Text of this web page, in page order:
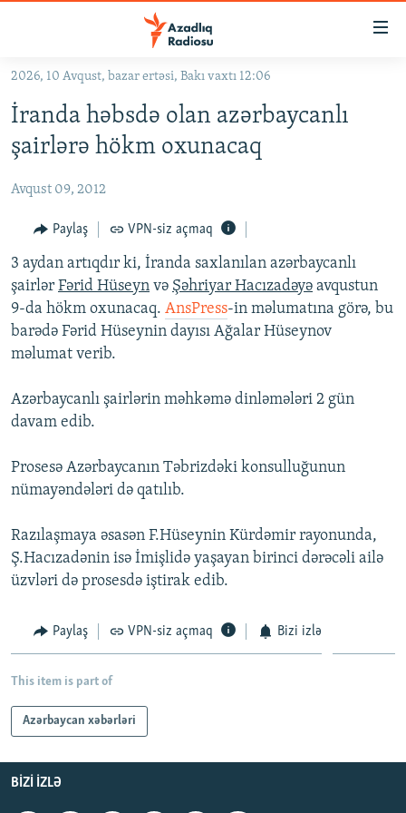
Əsas
qayıt
Əsas
naviqasiyaya
qayıt
KORRUPSIOMETR
#ƏSLINDƏ
FƏRQƏ BAX
QANUNI DOĞRU
ARAŞDIRMA
MULTIMEDIA
VIDEO
FOTOQALEREYA
İNFOQRAFIKA
RADIO ARXIV
OXU ZALI
AZƏRBAYCAN ƏDƏBIYYATI KITABXANASI
İSLAM VƏ DEMOKRATIYA
İZ - MƏDƏNIYYƏT PROQRAMI
HAQQIMIZDA
MISSIYAMIZ
PEŞƏ ETIKASI VƏ JURNALISTIKA STANDARTLARIMIZ
MATERIALLARIMIZDAN ISTIFADƏ
BIZIMLƏ ƏLAQƏ
XƏBƏR BÜLLETENLƏRIMIZ
RFE/RL-in bütün saytları
2026, 10 Avqust, bazar ertəsi, Bakı vaxtı 12:06
İranda həbsdə olan azərbaycanlı
şairlərə hökm oxunacaq
Avqust 09, 2012
Paylaş VPN-siz açmaq
3 aydan artıqdır ki, İranda saxlanılan azərbaycanlı
şairlər Fərid Hüseyn və Şəhriyar Hacızadəyə avqustun
9-da hökm oxunacaq. AnsPress-in məlumatına görə, bu
barədə Fərid Hüseynin dayısı Ağalar Hüseynov
məlumat verib.
Azərbaycanlı şairlərin məhkəmə dinləmələri 2 gün
davam edib.
Prosesə Azərbaycanın Təbrizdəki konsulluğunun
nümayəndələri də qatılıb.
Razılaşmaya əsasən F.Hüseynin Kürdəmir rayonunda,
Ş.Hacızadənin isə İmişlidə yaşayan birinci dərəcəli ailə
üzvləri də prosesdə iştirak edib.
Paylaş VPN-siz açmaq Bizi izlə
This item is part of
Azərbaycan xəbərləri
BIZI IZLƏ